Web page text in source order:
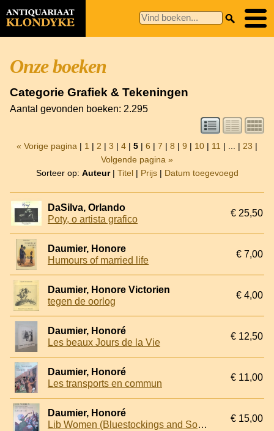
Onze boeken
Categorie Grafiek & Tekeningen
Aantal gevonden boeken: 2.295
« Vorige pagina | 1 | 2 | 3 | 4 | 5 | 6 | 7 | 8 | 9 | 10 | 11 | ... | 23 |
Volgende pagina »
Sorteer op: Auteur| Titel| Prijs| Datum toegevoegd
DaSilva, Orlando
Poty, o artista grafico
€ 25,50
Daumier, Honore
Humours of married life
€ 7,00
Daumier, Honore Victorien
tegen de oorlog
€ 4,00
Daumier, Honoré
Les beaux Jours de la Vie
€ 12,50
Daumier, Honoré
Les transports en commun
€ 11,00
Daumier, Honoré
Lib Women (Bluestockings and Socialist Women)
€ 15,00